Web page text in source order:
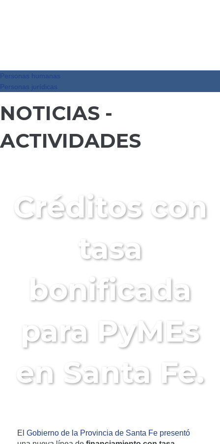
Personas humanas
Personas jurídicas
NOTICIAS -
ACTIVIDADES
Créditos con
tasa
bonificada
para PyMEs
en Santa Fe.
El Gobierno de la Provincia de Santa Fe presentó